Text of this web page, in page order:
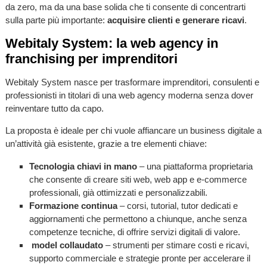
da zero, ma da una base solida che ti consente di concentrarti
sulla parte più importante: acquisire clienti e generare ricavi.
Webitaly System: la web agency in
franchising per imprenditori
Webitaly System nasce per trasformare imprenditori, consulenti e
professionisti in titolari di una web agency moderna senza dover
reinventare tutto da capo.
La proposta è ideale per chi vuole affiancare un business digitale a
un’attività già esistente, grazie a tre elementi chiave:
Tecnologia chiavi in mano– una piattaforma proprietaria
che consente di creare siti web, web app e e-commerce
professionali, già ottimizzati e personalizzabili.
Formazione continua– corsi, tutorial, tutor dedicati e
aggiornamenti che permettono a chiunque, anche senza
competenze tecniche, di offrire servizi digitali di valore.
model collaudato– strumenti per stimare costi e ricavi,
supporto commerciale e strategie pronte per accelerare il